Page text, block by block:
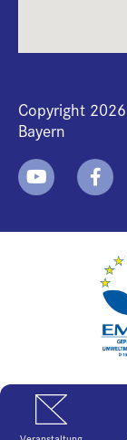
Copyright
Bayern